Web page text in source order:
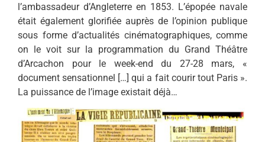
l’ambassadeur d’Angleterre en 1853. L’épopée navale
était également glorifiée auprès de l’opinion publique
sous forme d’actualités cinématographiques, comme
on le voit sur la programmation du Grand Théâtre
d’Arcachon pour le week-end du 27-28 mars, «
document sensationnel […] qui a fait courir tout Paris ».
La puissance de l’image existait déjà…